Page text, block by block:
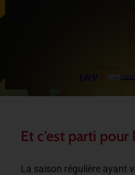
Et c’est parti
La saison régulière ayant